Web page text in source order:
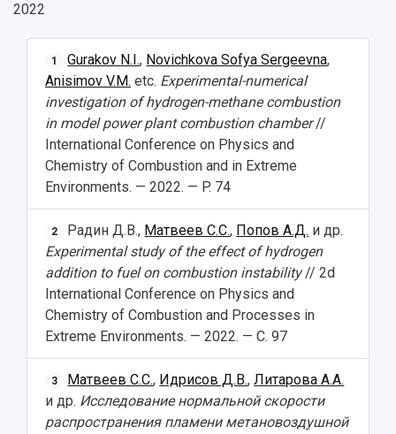
2022
1 Gurakov N.I., Novichkova Sofya Sergeevna,
Anisimov V.M. etc. Experimental-numerical
investigation of hydrogen-methane combustion
in model power plant combustion chamber//
International Conference on Physics and
Chemistry of Combustion and in Extreme
Environments. — 2022. — P. 74
2 Радин Д.В., Матвеев С.С., Попов А.Д. и др.
Experimental study of the effect of hydrogen
addition to fuel on combustion instability// 2d
International Conference on Physics and
Chemistry of Combustion and Processes in
Extreme Environments. — 2022. — С. 97
3 Матвеев С.С., Идрисов Д.В.,Литарова А.А.
и др. Исследование нормальной скорости
распространения пламени метановоздушной